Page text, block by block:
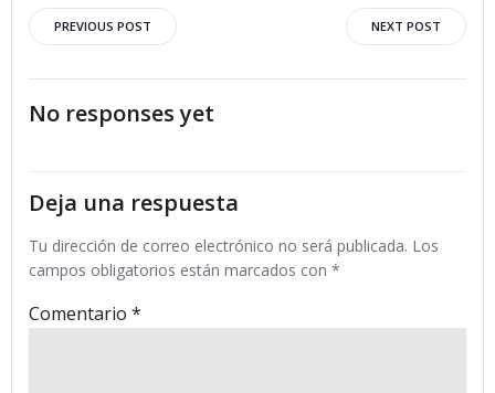
Navegación
por
las
entradas
PREVIOUS POST
Navegación
por
NEXT POST
No responses yet
Deja una respuesta
Tu dirección de correo electrónico no será publicada. Los
campos obligatorios están marcados con *
Comentario *